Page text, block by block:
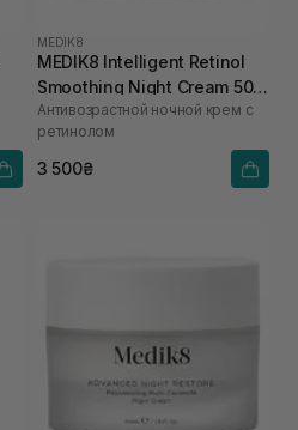
MEDIK8
MEDIK8 Intelligent Retinol
Smoothing Night Cream 50
мл
Антивозрастной ночной крем с
ретинолом
3 500₴